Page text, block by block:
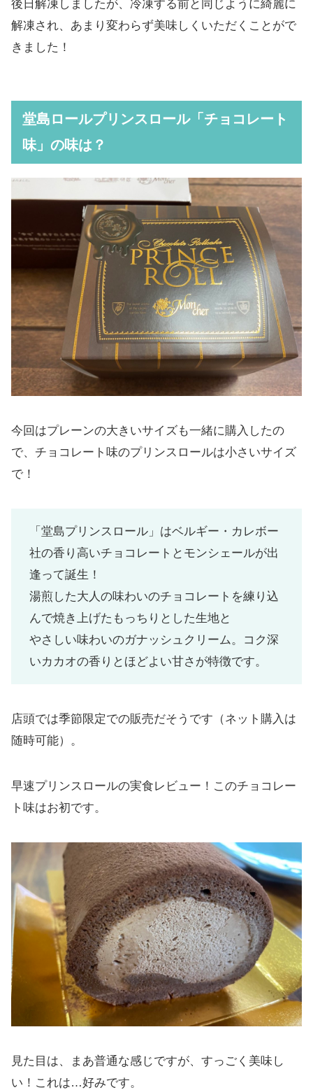
後日解凍しましたが、冷凍する前と同じように綺麗に
解凍され、あまり変わらず美味しくいただくことがで
きました！
堂島ロールプリンスロール「チョコレート
味」の味は？
今回はプレーンの大きいサイズも一緒に購入したの
で、チョコレート味のプリンスロールは小さいサイズ
で！
「堂島プリンスロール」はベルギー・カレボー
社の香り高いチョコレートとモンシェールが出
逢って誕生！
湯煎した大人の味わいのチョコレートを練り込
んで焼き上げたもっちりとした生地と
やさしい味わいのガナッシュクリーム。コク深
いカカオの香りとほどよい甘さが特徴です。
店頭では季節限定での販売だそうです（ネット購入は
随時可能）。
早速プリンスロールの実食レビュー！このチョコレー
ト味はお初です。
見た目は、まあ普通な感じですが、すっごく美味し
い！これは…好みです。